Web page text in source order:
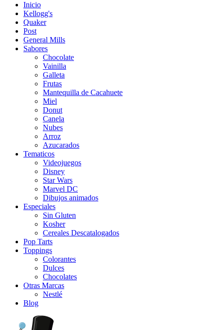
Inicio
Kellogg's
Quaker
Post
General Mills
Sabores
Chocolate
Vainilla
Galleta
Frutas
Mantequilla de Cacahuete
Miel
Donut
Canela
Nubes
Arroz
Azucarados
Tematicos
Videojuegos
Disney
Star Wars
Marvel DC
Dibujos animados
Especiales
Sin Gluten
Kosher
Cereales Descatalogados
Pop Tarts
Toppings
Colorantes
Dulces
Chocolates
Otras Marcas
Nestlé
Blog